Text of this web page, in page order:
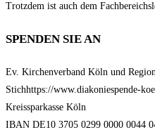
Trotzdem ist auch dem
SPENDEN SIE AN
Ev. Kirchenverband Köln und Region
Stichhttps://www.diakoniespende-
Kreissparkasse Köln
IBAN DE10 3705 0299 0000 0044